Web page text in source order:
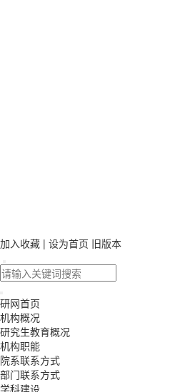
加入收藏 | 设为首页 旧版本
研网首页
机构概况
研究生教育概况
机构职能
院系联系方式
部门联系方式
学科建设